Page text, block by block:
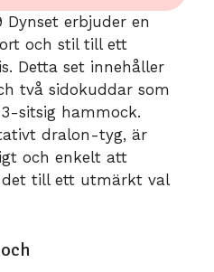
Dynset erbjuder en
och stil till ett
Detta set innehåller
två sidokuddar som
sitsig hammock.
dralon-tyg, är
och enkelt att
till ett utmärkt val